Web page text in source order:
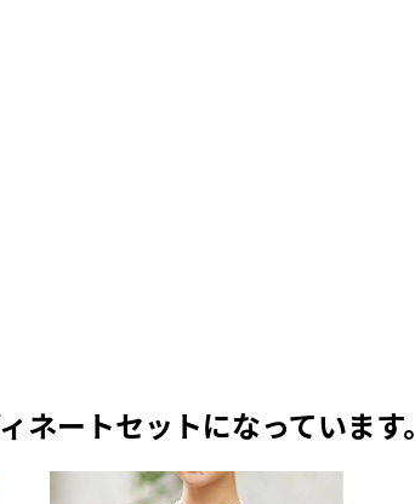
ネートセットになっています。